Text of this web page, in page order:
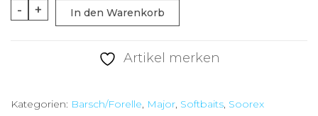
-
Soorex
Major
Menge
+ In den Warenkorb
Artikel merken
Kategorien: Barsch/Forelle, Major, Softbaits, Soorex